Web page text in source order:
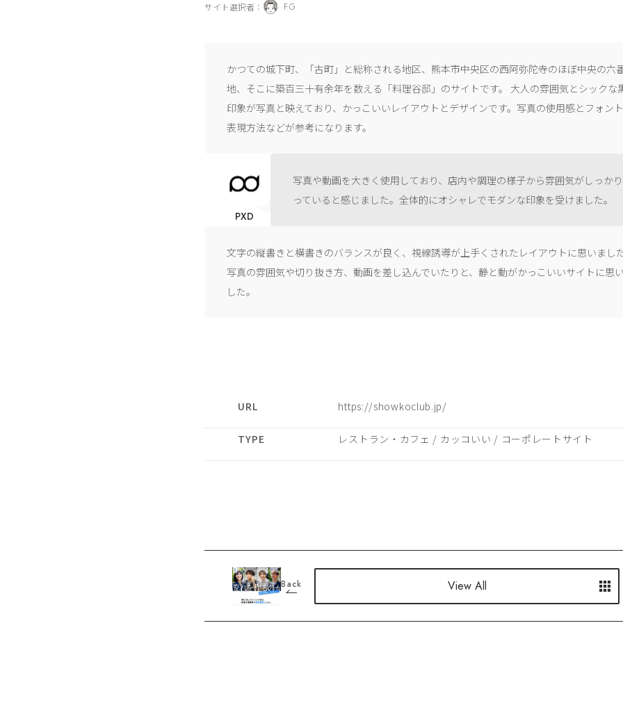
サイト選択者： F.G
かつての城下町、「古町」と総称される地区、熊本市中央区の西阿弥陀寺のほぼ中央の六
地、そこに築百三十有余年を数える「料理谷邸」のサイトです。 大人の雰囲気とシックな
印象が写真と映えており、かっこいいレイアウトとデザインです。写真の使用感とフォン
表現方法などが参考になります。
写真や動画を大きく使用しており、店内や調理の様子から雰囲気がしっか
っていると感じました。全体的にオシャレでモダンな印象を受けました。
PXD
文字の縦書きと横書きのバランスが良く、視線誘導が上手くされたレイアウトに思いまし
写真の雰囲気や切り抜き方、動画を差し込んでいたりと、静と動がかっこいいサイトに思
した。
URL https://showkoclub.jp/
TYPE レストラン・カフェ / カッコいい / コーポレートサイト
Back View All
View All